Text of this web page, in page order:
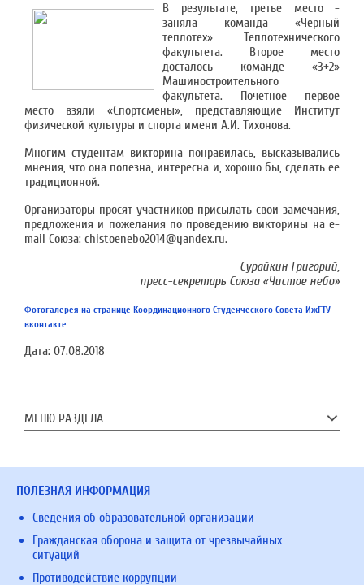
В результате, третье место -
заняла команда «Черный
теплотех» Теплотехнического
факультета. Второе место
досталось команде «3+2»
Машиностроительного
факультета. Почетное первое
место взяли «Спортсмены», представляющие Институт
физической культуры и спорта имени А.И. Тихонова.
Многим студентам викторина понравилась, высказывались
мнения, что она полезна, интересна и, хорошо бы, сделать ее
традиционной.
Организаторы просят участников присылать свои замечания,
предложения и пожелания по проведению викторины на e-
mail Союза: chistoenebo2014@yandex.ru.
Сурайкин Григорий,
пресс-секретарь Союза «Чистое небо»
Фотогалерея на странице Координационного Студенческого Совета ИжГТУ
вконтакте
Дата: 07.08.2018
МЕНЮ РАЗДЕЛА
ПОЛЕЗНАЯ ИНФОРМАЦИЯ
Сведения об образовательной организации
Гражданская оборона и защита от чрезвычайных
ситуаций
Противодействие коррупции